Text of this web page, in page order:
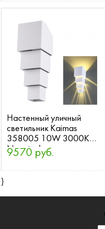
Настенный уличный
светильник Kaimas
358005 10W 3000K
Novotech
9570 руб.
}